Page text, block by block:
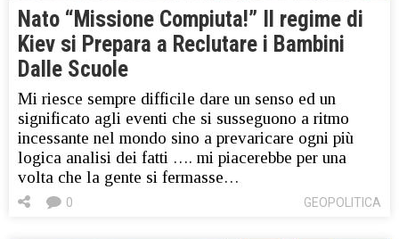
Nato “Missione Compiuta!” Il regime di
Kiev si Prepara a Reclutare i Bambini
Dalle Scuole
Mi riesce sempre difficile dare un senso ed un
significato agli eventi che si susseguono a ritmo
incessante nel mondo sino a prevaricare ogni più
logica analisi dei fatti …. mi piacerebbe per una
volta che la gente si fermasse…
GEOPOLITICA
0